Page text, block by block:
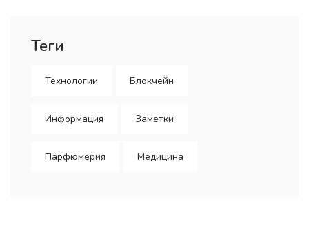
Теги
Технологии Блокчейн
Информация Заметки
Парфюмерия Медицина